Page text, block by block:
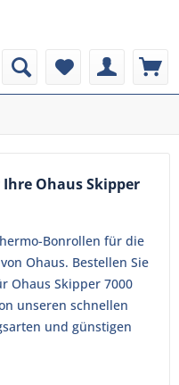
Ohaus Skipper
Bonrollen für die
Ohaus. Bestellen Sie
Ohaus Skipper 7000
unseren schnellen
und günstigen